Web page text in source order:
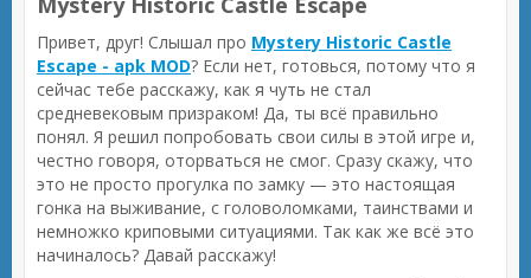
Привет, друг! Слышал про Mystery Historic Castle
Escape - apk MOD? Если нет, готовься, потому что я
сейчас тебе расскажу, как я чуть не стал
средневековым призраком! Да, ты всё правильно
понял. Я решил попробовать свои силы в этой игре и,
честно говоря, оторваться не смог. Сразу скажу, что
это не просто прогулка по замку — это настоящая
гонка на выживание, с головоломками, таинствами и
немножко криповыми ситуациями. Так как же всё это
начиналось? Давай расскажу!